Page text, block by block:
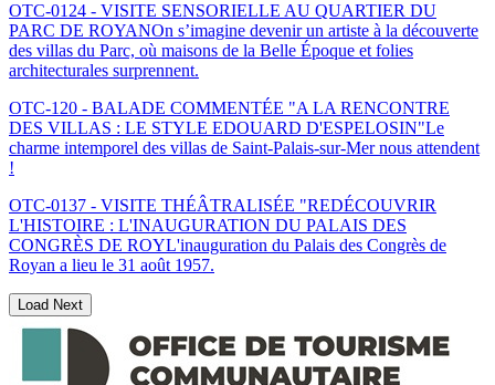
OTC-0124 - VISITE SENSORIELLE AU QUARTIER DU
PARC DE ROYANOn s’imagine devenir un artiste à la découverte
des villas du Parc, où maisons de la Belle Époque et folies
architecturales surprennent.
OTC-120 - BALADE COMMENTÉE "A LA RENCONTRE
DES VILLAS : LE STYLE EDOUARD D'ESPELOSIN"Le
charme intemporel des villas de Saint-Palais-sur-Mer nous attendent
!
OTC-0137 - VISITE THÉÂTRALISÉE "REDÉCOUVRIR
L'HISTOIRE : L'INAUGURATION DU PALAIS DES
CONGRÈS DE ROYL'inauguration du Palais des Congrès de
Royan a lieu le 31 août 1957.
Load Next